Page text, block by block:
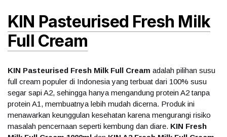
KIN Pasteurised Fresh Milk
Full Cream
KIN Pasteurised Fresh Milk Full Cream adalah pilihan susu
full cream populer di Indonesia yang terbuat dari 100% susu
segar sapi A2, sehingga hanya mengandung protein A2 tanpa
protein A1, membuatnya lebih mudah dicerna. Produk ini
menawarkan keunggulan kesehatan karena mengurangi risiko
masalah pencernaan seperti kembung dan diare. KIN Fresh